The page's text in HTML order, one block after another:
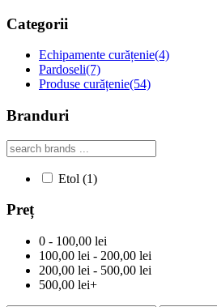
Categorii
Echipamente curățenie(4)
Pardoseli(7)
Produse curățenie(54)
Branduri
Etol (1)
Preț
0 - 100,00 lei
100,00 lei - 200,00 lei
200,00 lei - 500,00 lei
500,00 lei+